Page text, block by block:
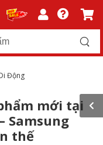
Động
mới tại
Samsung
thế